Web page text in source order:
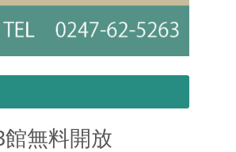
無料開放